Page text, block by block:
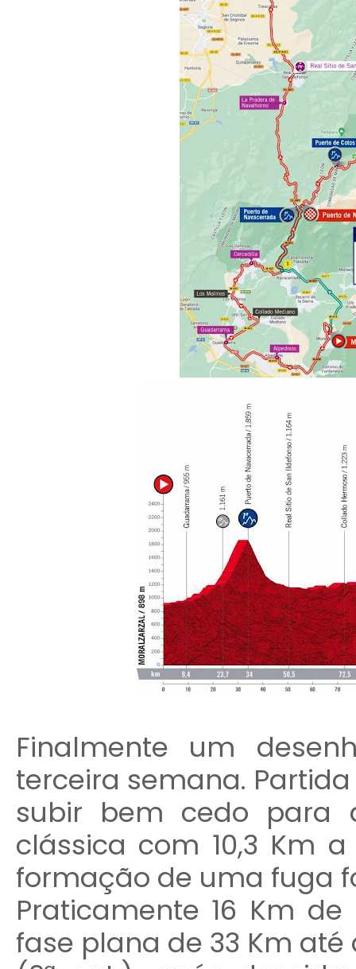
Finalmente um
terceira semana.
subir bem cedo para
clássica com 10,3 Km
formação de uma fuga
Praticamente 16 Km
fase plana de 33 Km